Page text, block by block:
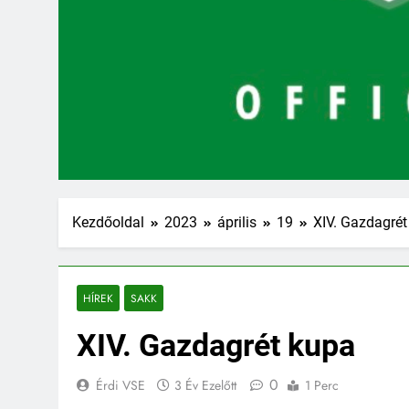
Kezdőoldal 2023 április 19 XIV.
HÍREK SAKK
XIV. Gazdagrét kupa
Érdi VSE 3 Év Ezelőtt 0 1 Perc